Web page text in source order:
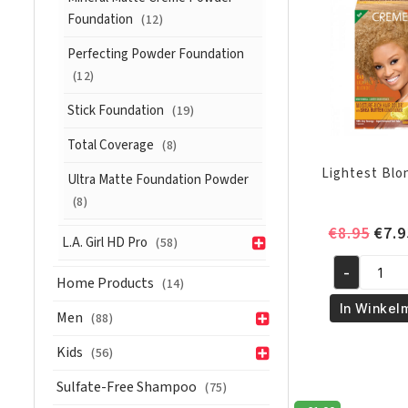
Foundation (12)
Perfecting Powder Foundation
(12)
Stick Foundation (19)
Total Coverage (8)
Ultra Matte Foundation Powder
(8)
L.A. Girl HD Pro (58)
Home Products (14)
Men (88)
Kids (56)
Sulfate-Free Shampoo (75)
Lightest
€8.95
was:
€
Lightest
Blonde
C43
-
In